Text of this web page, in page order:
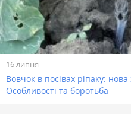
16 липня
Вовчок в посівах ріпаку:
Особливості та боротьба